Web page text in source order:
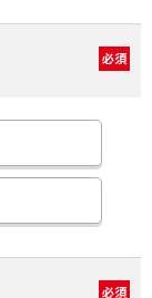
必須
必須